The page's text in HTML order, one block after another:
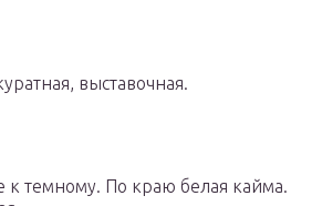
выставочная.
к темному. По краю белая кайма.